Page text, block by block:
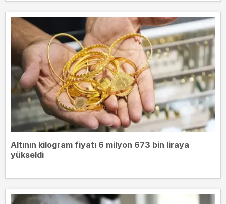
Altının kilogram fiyatı 6 milyon 673 bin liraya
yükseldi